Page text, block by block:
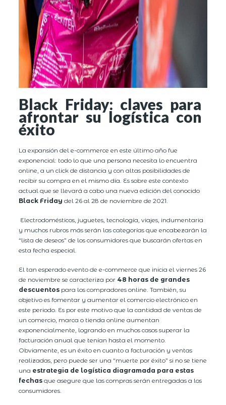
Black Friday: claves para
afrontar su logística con
éxito
La expansión del e-commerce en este último año fue
exponencial: todo lo que una persona necesita lo encuentra
online, a un click de distancia y con altas posibilidades de
recibir su compra en el mismo día. Es sobre este contexto
actual que se llevará a cabo una nueva edición del conocido
Black Friday del 26 al 28 de noviembre de 2021.
Electrodomésticos, juguetes, tecnología, viajes, indumentaria
y muchos rubros más serán las categorías que encabezarán la
“lista de deseos” de los consumidores que buscarán ofertas en
esta fecha especial.
El tan esperado evento de e-commerce que inicia el viernes 26
de noviembre se caracteriza por 48 horas de grandes
descuentos para los compradores online. También, su
objetivo es fomentar y aumentar el comercio electrónico en
este periodo. Es por este motivo que la cantidad de ventas de
un comercio, marca o tienda online aumentan
exponencialmente, logrando en muchos casos superar la
facturación anual que tenían hasta el momento.
Obviamente, es un éxito en cuanto a facturación y ventas
realizadas, pero puede ser una “muerte por éxito” si no se tiene
una estrategia de logística diagramada para estas
fechas que asegure que las compras serán entregadas a los
consumidores.